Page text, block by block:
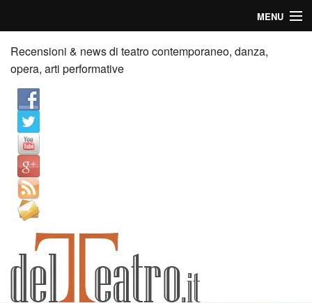
MENU
Home
Recensioni
Anticipazioni
News
Palazzi consiglia
Video
Chi siamo
Contatti
Recensioni & news di teatro contemporaneo, danza,
opera, arti performative